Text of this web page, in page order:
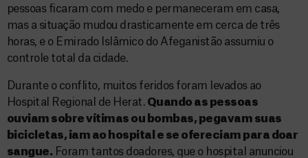
pessoas ficaram com medo e permaneceram em casa,
mas a situação mudou drasticamente em cerca de três
horas, e o Emirado Islâmico do Afeganistão assumiu o
controle total da cidade.
Durante o conflito, muitos feridos foram levados ao
Hospital Regional de Herat. Quando as pessoas
ouviam sobre vítimas ou bombas, pegavam suas
bicicletas, iam ao hospital e se ofereciam para doar
sangue. Foram tantos doadores, que o hospital anunciou